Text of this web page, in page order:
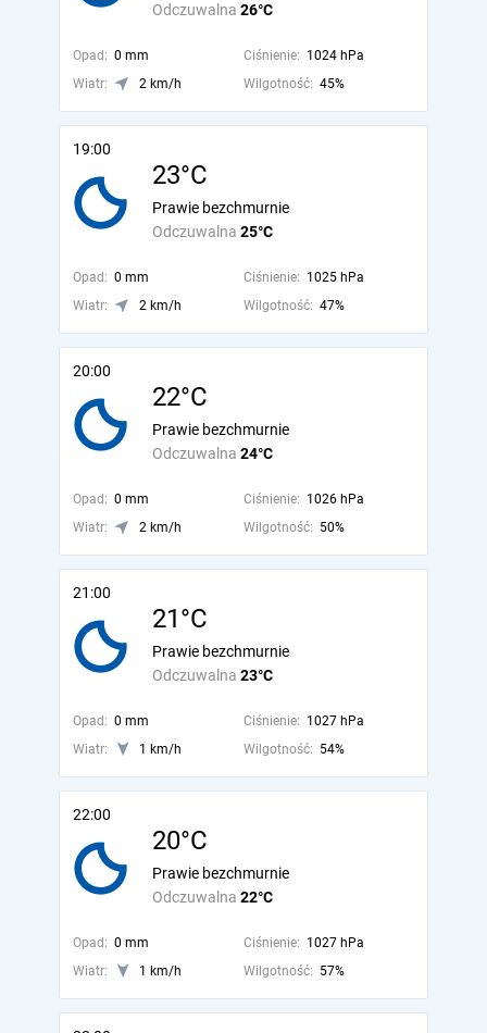
Odczuwalna 26°C
Opad: 0 mm Ciśnienie: 1024 hPa
Wiatr:
2 km/h Wilgotność: 45%
19:00
23°C
Odczuwalna 25°C
Prawie bezchmurnie
Opad: 0 mm Ciśnienie: 1025 hPa
Wiatr:
2 km/h Wilgotność: 47%
20:00
22°C
Odczuwalna 24°C
Prawie bezchmurnie
Opad: 0 mm Ciśnienie: 1026 hPa
Wiatr:
2 km/h Wilgotność: 50%
21:00
21°C
Odczuwalna 23°C
Prawie bezchmurnie
Opad: 0 mm Ciśnienie: 1027 hPa
Wiatr:
1 km/h Wilgotność: 54%
22:00
20°C
Odczuwalna 22°C
Prawie bezchmurnie
Opad: 0 mm Ciśnienie: 1027 hPa
Wiatr:
1 km/h Wilgotność: 57%